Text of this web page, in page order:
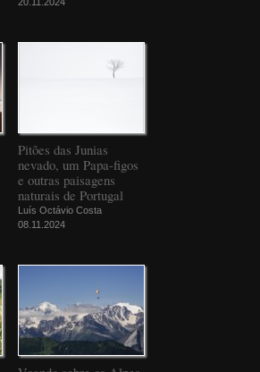
Pitões das Junias
nevado, um Papa-figos
e outras paisagens
naturais de Portugal
Luís Octávio Costa
08.11.2024